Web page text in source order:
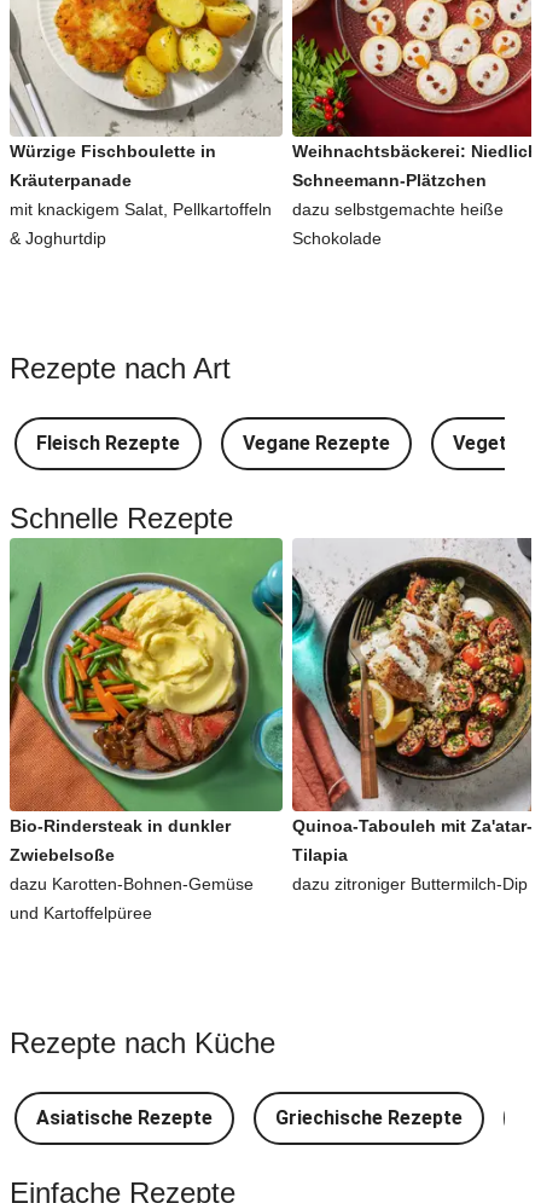
Würzige Fischboulette in
Kräuterpanade
mit knackigem Salat, Pellkartoffeln
& Joghurtdip
Weihnachtsbäckerei:
Schneemann-Plätzchen
dazu selbstgemachte heiße
Schokolade
Rezepte nach Art
Fleisch Rezepte Vegane Rezepte
Schnelle Rezepte
Bio-Rindersteak in dunkler
Zwiebelsoße
dazu Karotten-Bohnen-Gemüse
und Kartoffelpüree
Quinoa-Tabouleh mit Za'atar-
Tilapia
dazu zitroniger Buttermilch-Dip
Rezepte nach Küche
Asiatische Rezepte Griechische Rezepte
Einfache Rezepte